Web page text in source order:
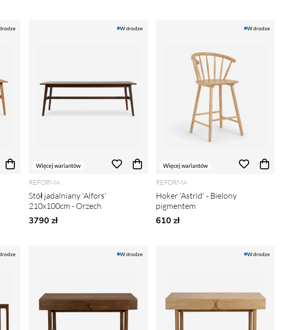
Więcej wariantów
W drodze
REFORMA
Stół jadalniany 'Alfors'
210x100cm - Orzech
3790 zł
Więcej wariantów
W drodze
REFORMA
Hoker 'Astrid' - Bielony
pigmentem
610 zł
W drodze W drodze